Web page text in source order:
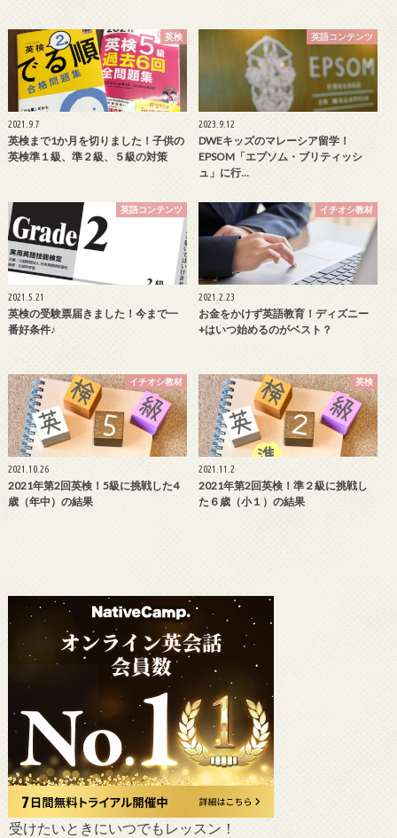
英検
2021.9.7
英検まで1か月を切りました！子供の
英検準１級、準２級、５級の対策
英語コンテンツ
2023.9.12
DWEキッズのマレーシア留学！
EPSOM「エプソム・ブリティッシ
ュ」に行…
英語コンテンツ
2021.5.21
英検の受験票届きました！今まで一
番好条件♪
イチオシ教材
2021.2.23
お金をかけず英語教育！ディズニー
+はいつ始めるのがベスト？
イチオシ教材
2021.10.26
2021年第2回英検！5級に挑戦した4
歳（年中）の結果
英検
2021.11.2
2021年第2回英検！準２級に挑戦し
た６歳（小１）の結果
受けたいときにいつでもレッスン！